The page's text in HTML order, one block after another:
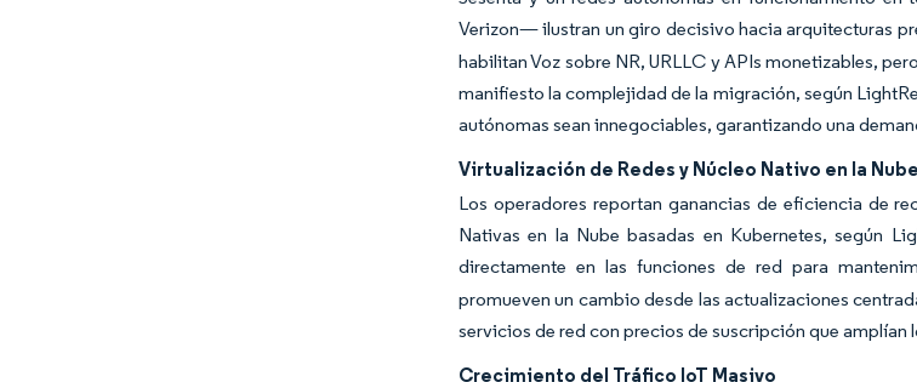
Verizon— ilustran un giro decisivo hacia arquitecturas
habilitan Voz sobre NR, URLLC y APIs monetizables,
manifiesto la complejidad de la migración, según
autónomas sean innegociables, garantizando una
Virtualización de Redes y Núcleo Nativo en la Nube
Los operadores reportan ganancias de eficiencia de
Nativas en la Nube basadas en Kubernetes, según
directamente en las funciones de red para
promueven un cambio desde las actualizaciones
servicios de red con precios de suscripción que
Crecimiento del Tráfico IoT Masivo